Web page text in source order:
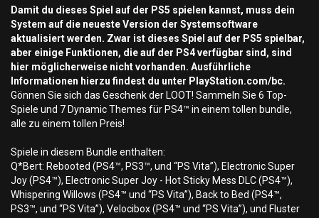
Damit du dieses Spiel auf der PS5 spielen kannst, muss dein
System auf die neueste Version der Systemsoftware
aktualisiert werden. Zwar ist dieses Spiel auf der PS5 spielbar,
aber einige Funktionen, die auf der PS4 verfügbar sind, sind
hier möglicherweise nicht vorhanden. Ausführliche
Informationen hierzu findest du unter PlayStation.com/bc.
Gönnen Sie sich das Geschenk der LOOT! Sammeln Sie 6 Top-
Spiele und 7 Dynamic Themes für PS4™ in einem tollen bundle,
alle zu einem tollen Preis!
Spiele in diesem Bundle enthalten:
Q*Bert: Rebooted (PS4™, PS3™, und “PS Vita”), Electronic Super
Joy (PS4™), Electronic Super Joy - Hot Sticky Mess DLC (PS4™),
Whispering Willows (PS4™ und “PS Vita”), Back to Bed (PS4™,
PS3™, und “PS Vita”), Velocibox (PS4™ und “PS Vita”), und Fluster